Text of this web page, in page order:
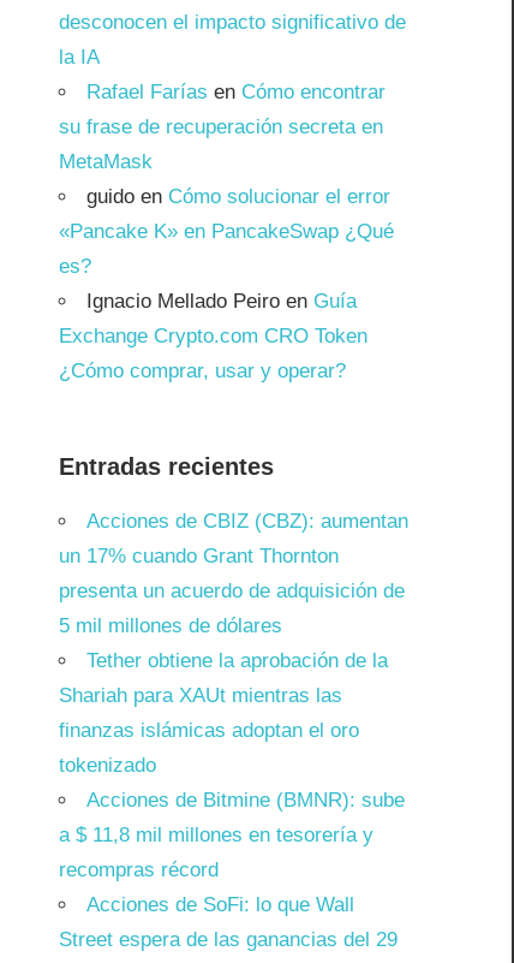
desconocen el impacto significativo de
la IA
Rafael Farías en Cómo encontrar
su frase de recuperación secreta en
MetaMask
guidoen Cómo solucionar el error
«Pancake K» en PancakeSwap ¿Qué
es?
Ignacio Mellado Peiroen Guía
Exchange Crypto.com CRO Token
¿Cómo comprar, usar y operar?
Entradas recientes
Acciones de CBIZ (CBZ): aumentan
un 17% cuando Grant Thornton
presenta un acuerdo de adquisición de
5 mil millones de dólares
Tether obtiene la aprobación de la
Shariah para XAUt mientras las
finanzas islámicas adoptan el oro
tokenizado
Acciones de Bitmine (BMNR): sube
a $ 11,8 mil millones en tesorería y
recompras récord
Acciones de SoFi: lo que Wall
Street espera de las ganancias del 29